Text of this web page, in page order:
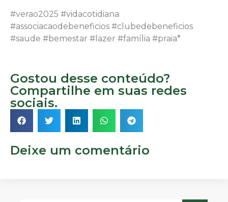
#verao2025 #vidacotidiana
#associacaodebeneficios #clubedebeneficios
#saude #bemestar #lazer #família #praia*
Gostou desse conteúdo?
Compartilhe em suas redes
sociais.
Deixe um comentário